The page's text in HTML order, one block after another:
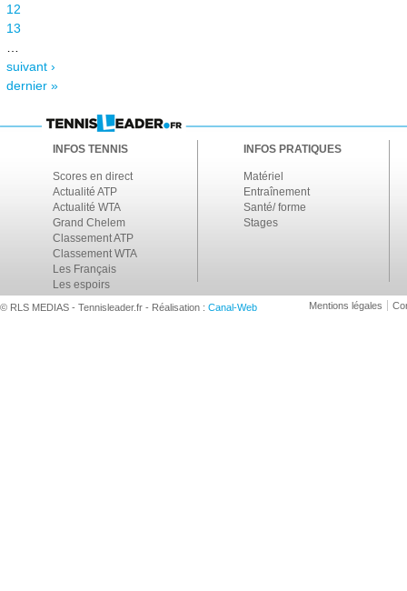
12
13
suivant ›
dernier »
INFOS TENNIS
Scores en direct
Actualité ATP
Actualité WTA
Grand Chelem
Classement ATP
Classement WTA
Les Français
Les espoirs
INFOS PRATIQUES
Matériel
Entraînement
Santé/ forme
Stages
© RLS MEDIAS - Tennisleader.fr - Réalisation : Canal-Web Mentions légales